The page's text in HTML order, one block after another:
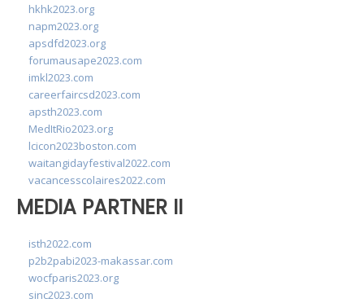
hkhk2023.org
napm2023.org
apsdfd2023.org
forumausape2023.com
imkl2023.com
careerfaircsd2023.com
apsth2023.com
MedItRio2023.org
lcicon2023boston.com
waitangidayfestival2022.com
vacancesscolaires2022.com
MEDIA PARTNER II
isth2022.com
p2b2pabi2023-makassar.com
wocfparis2023.org
sinc2023.com